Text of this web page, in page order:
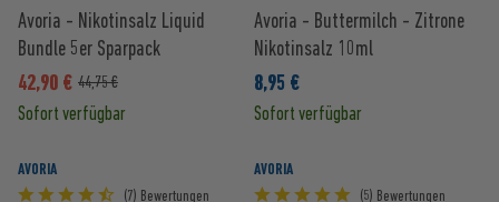
Avoria - Nikotinsalz Liquid
Bundle 5er Sparpack
42,90 € 44,75 €
Sofort verfügbar
Avoria - Buttermilch - Zitrone
Nikotinsalz 10ml
8,95 €
Sofort verfügbar
AVORIA
(7) Bewertungen
AVORIA
(5) Bewertungen